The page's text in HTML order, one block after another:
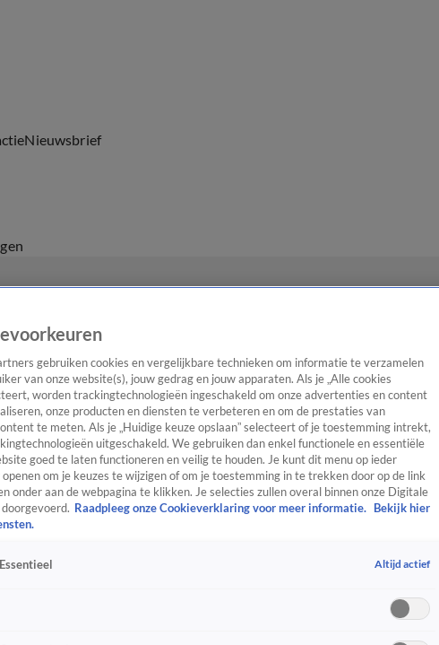
Nieuwsbrief
gebruiken cookies en vergelijkbare technieken om informatie te verzamelen
van onze website(s), jouw gedrag en jouw apparaten. Als je „Alle cookies
worden trackingtechnologieën ingeschakeld om onze advertenties en content
onze producten en diensten te verbeteren en om de prestaties van
te meten. Als je „Huidige keuze opslaan” selecteert of je toestemming intrekt,
uitgeschakeld. We gebruiken dan enkel functionele en essentiële
goed te laten functioneren en veilig te houden. Je kunt dit menu op ieder
om je keuzes te wijzigen of om je toestemming in te trekken door op de link
onder aan de webpagina te klikken. Je selecties zullen overal binnen onze Digitale
Raadpleeg onze Cookieverklaring voor meer informatie. Bekijk hier
Altijd actief